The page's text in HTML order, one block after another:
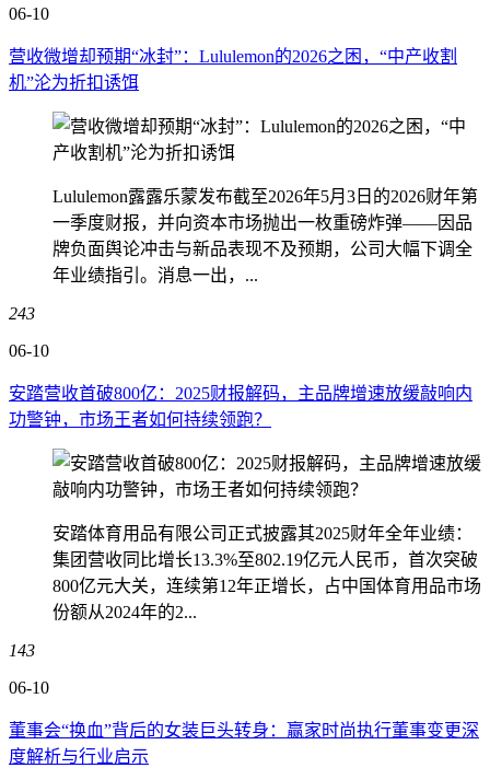
06-10
营收微增却预期“冰封”：Lululemon的2026之困，“中产收割
机”沦为折扣诱饵
Lululemon露露乐蒙发布截至2026年5月3日的2026财年第
一季度财报，并向资本市场抛出一枚重磅炸弹——因品
牌负面舆论冲击与新品表现不及预期，公司大幅下调全
年业绩指引。消息一出，...
243
06-10
安踏营收首破800亿：2025财报解码，主品牌增速放缓敲响内
功警钟，市场王者如何持续领跑？
安踏体育用品有限公司正式披露其2025财年全年业绩：
集团营收同比增长13.3%至802.19亿元人民币，首次突破
800亿元大关，连续第12年正增长，占中国体育用品市场
份额从2024年的2...
143
06-10
董事会“换血”背后的女装巨头转身：赢家时尚执行董事变更深
度解析与行业启示